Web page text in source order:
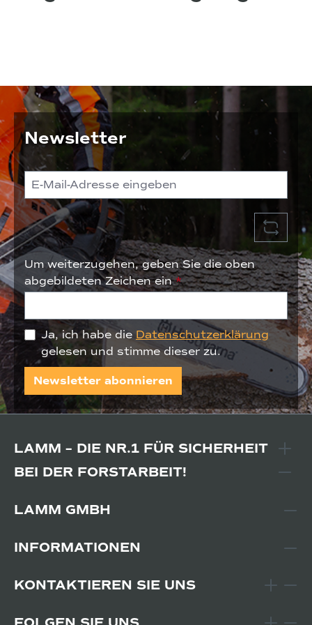
K
ft
o
Newsletter
Um weiterzugehen, geben Sie die oben
abgebildeten Zeichen ein*
Ja, ich habe die Datenschutzerklärung
gelesen und stimme dieser zu.
Newsletter abonnieren
LAMM – DIE NR.1 FÜR SICHERHEIT
BEI DER FORSTARBEIT!
LAMM GMBH
INFORMATIONEN
KONTAKTIEREN SIE UNS